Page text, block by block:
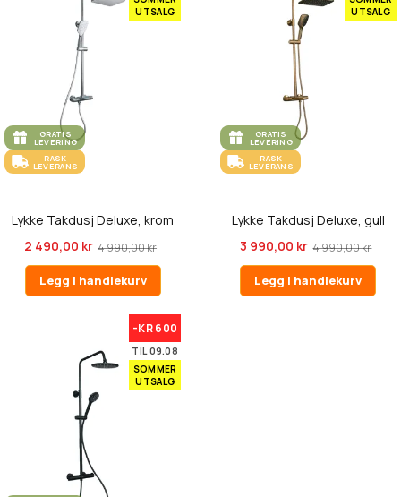
UTSALG
GRATIS
LEVERING
RASK
LEVERANS
Lykke Takdusj Deluxe, krom
2 490,00 kr 4 990,00 kr
Legg i handlekurv
UTSALG
GRATIS
LEVERING
RASK
LEVERANS
Lykke Takdusj Deluxe, gull
3 990,00 kr 4 990,00 kr
Legg i handlekurv
-KR 600
TIL 09.08
SOMMER
UTSALG